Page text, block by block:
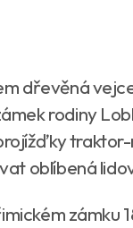
dřevěná
rodiny
oblíbená
zámku